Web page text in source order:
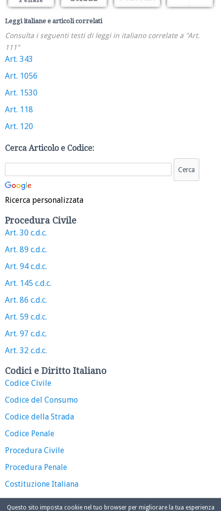
Leggi italiane e articoli correlati
Consulta i seguenti testi di leggi in italiano correlate a "Art.
111"
Art. 343
Art. 1056
Art. 1530
Art. 118
Art. 120
Cerca Articolo e Codice:
Ricerca personalizzata
Procedura Civile
Art. 30 c.d.c.
Art. 89 c.d.c.
Art. 94 c.d.c.
Art. 145 c.d.c.
Art. 86 c.d.c.
Art. 59 c.d.c.
Art. 97 c.d.c.
Art. 32 c.d.c.
Codici e Diritto Italiano
Codice Civile
Codice del Consumo
Codice della Strada
Codice Penale
Procedura Civile
Procedura Penale
Costituzione Italiana
Questo sito imposta cookie nel tuo browser per migliorare la tua esperienza